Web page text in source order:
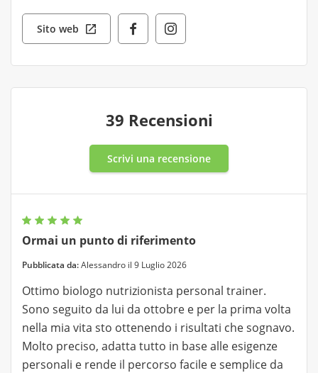
Sito web
39 Recensioni
Scrivi una recensione
Ormai un punto di riferimento
Pubblicata da:Alessandro il 9 Luglio 2026
Ottimo biologo nutrizionista personal trainer.
Sono seguito da lui da ottobre e per la prima volta
nella mia vita sto ottenendo i risultati che sognavo.
Molto preciso, adatta tutto in base alle esigenze
personali e rende il percorso facile e semplice da